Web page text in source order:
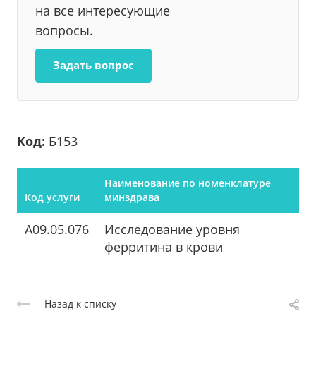
на все интересующие
вопросы.
Задать вопрос
Код: Б153
Код услуги
Наименование по номенклатуре
минздрава
A09.05.076
Исследование уровня
ферритина в крови
Назад к списку